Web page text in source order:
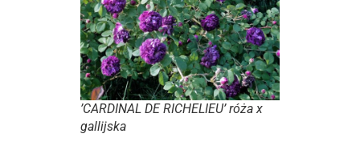
’CARDINAL DE RICHELIEU’ róża x
gallijska